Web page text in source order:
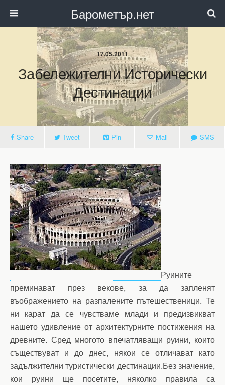
Барометър.нет
17.05.2011
Забележителни Исторически
Дестинации
Share Tweet Pin Mail SMS
Руините
преминават през векове, за да запленят
въображението на разпалените пътешественици. Те
ни карат да се чувстваме млади и предизвикват
нашето удивление от архитектурните постижения на
древните. Сред многото впечатляващи руини, които
съществуват и до днес, някои се отличават като
задължителни туристически дестинации.Без значение,
кои руини ще посетите, няколко правила са